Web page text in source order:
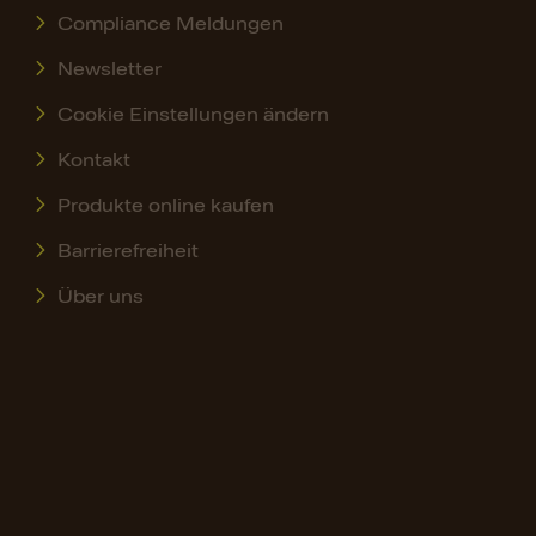
Compliance Meldungen
Newsletter
Cookie Einstellungen ändern
Kontakt
Produkte online kaufen
Barrierefreiheit
Über uns